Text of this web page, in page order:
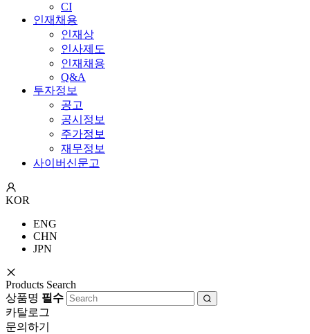
CI
인재채용
인재상
인사제도
인재채용
Q&A
투자정보
공고
공시정보
주가정보
재무정보
사이버신문고
KOR
ENG
CHN
JPN
Products Search
상품명 필수
카탈로그
문의하기